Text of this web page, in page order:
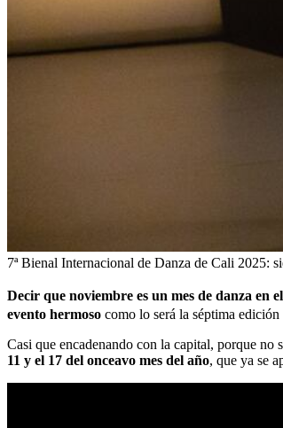
7ª Bienal Internacional de Danza de Cali 2025:
Decir que noviembre es un mes de danza en
evento hermoso como lo será la séptima
Casi que encadenando con la capital, porque no
11 y el 17 del onceavo mes del año, que ya se